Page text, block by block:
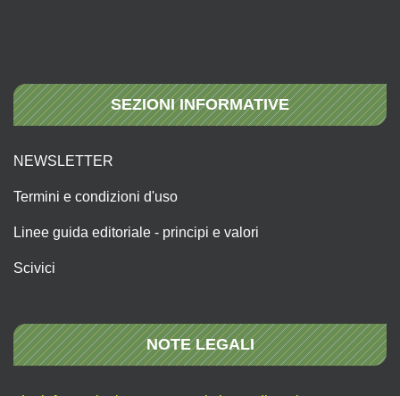
SEZIONI INFORMATIVE
NEWSLETTER
Termini e condizioni d'uso
Linee guida editoriale - principi e valori
Scivici
NOTE LEGALI